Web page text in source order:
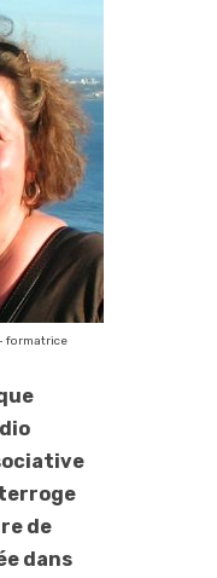
formatrice
de
dans